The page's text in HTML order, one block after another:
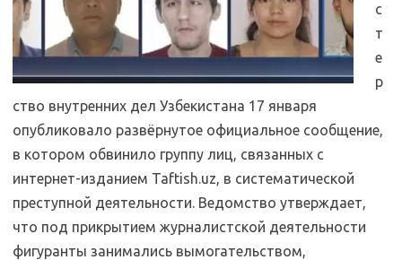
с
т
е
р
ство внутренних дел Узбекистана 17 января
опубликовало развёрнутое официальное сообщение,
в котором обвинило группу лиц, связанных с
интернет-изданием Taftish.uz, в систематической
преступной деятельности. Ведомство утверждает,
что под прикрытием журналистской деятельности
фигуранты занимались вымогательством,